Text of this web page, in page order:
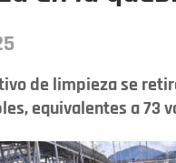
de limpieza se
equivalentes a 73